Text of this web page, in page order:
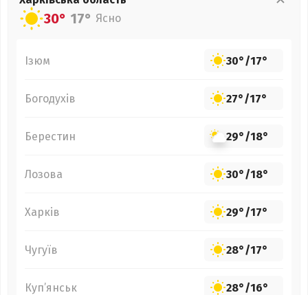
30° 17° Ясно
Ізюм 30°/17°
Богодухів 27°/17°
Берестин 29°/18°
Лозова 30°/18°
Харків 29°/17°
Чугуїв 28°/17°
Куп’янськ 28°/16°